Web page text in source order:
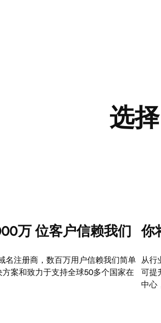
选
万 位客户信赖我们
名注册商，数百万用户信赖我们简单
案和致力于支持全球50多个国家在
你
从行
可提
中心